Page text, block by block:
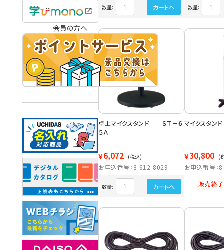
数量: カートへ 数量:
卓上マイクスタンド ＳＴ－６
５Ａ
￥6,072 (税込)
お申込番号：8-612-8029
数量: カートへ
マイクスタン
￥30,800 (
お申込番号
販売終了
会員の方へ